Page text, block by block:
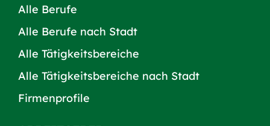
Alle Berufe
Alle Berufe nach Stadt
Alle Tätigkeitsbereiche
Alle Tätigkeitsbereiche nach Stadt
Firmenprofile